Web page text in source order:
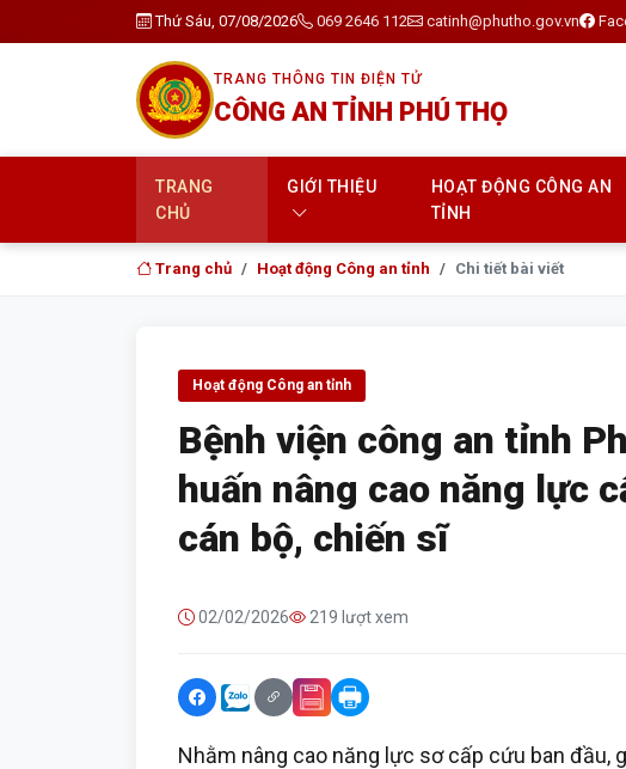
Thứ Sáu, 07/08/2026 069 2646 112 catinh@phutho.gov.vn
TRANG THÔNG TIN ĐIỆN TỬ
CÔNG AN TỈNH PHÚ THỌ
TRANG
CHỦ
GIỚI THIỆU
HOẠT ĐỘNG CÔNG AN
TỈNH
Trang chủ Hoạt động Công an tỉnh Chi tiết bài viết
Hoạt động Công an tỉnh
Bệnh viện công an tỉnh
huấn nâng cao năng lực
cán bộ, chiến sĩ
02/02/2026 219 lượt xem
Nhằm nâng cao năng lực sơ cấp cứu ban đầu,